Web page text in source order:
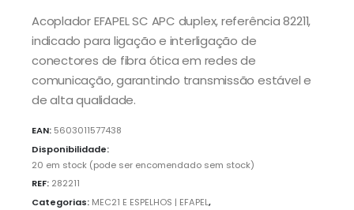
Acoplador EFAPEL SC APC duplex, referência 82211,
indicado para ligação e interligação de
conectores de fibra ótica em redes de
comunicação, garantindo transmissão estável e
de alta qualidade.
EAN: 5603011577438
Disponibilidade:
20 em stock (pode ser encomendado sem stock)
REF: 282211
Categorias: MEC21 E ESPELHOS | EFAPEL,